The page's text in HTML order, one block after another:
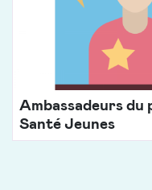
Ambassadeurs du
Santé Jeunes